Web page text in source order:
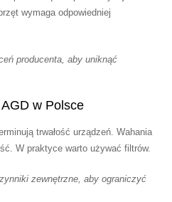
wymaga odpowiedniej
producenta, aby uniknąć
w Polsce
trwałość urządzeń. Wahania
W praktyce warto używać filtrów.
zewnętrzne, aby ograniczyć